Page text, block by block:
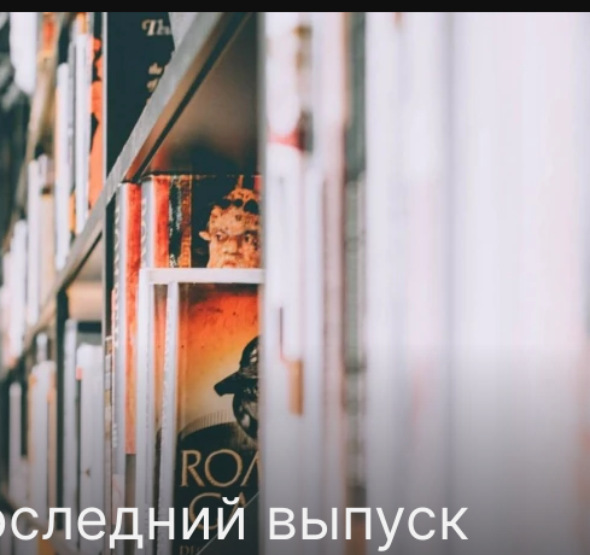
выпуск
конфиденциальности Для партнёров
Контакты